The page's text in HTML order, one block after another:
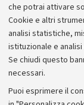
che potrai attivare
Cookie e altri
analisi statistiche,
istituzionale e
Se chiudi questo
necessari.
Puoi esprimere il
sviluppando